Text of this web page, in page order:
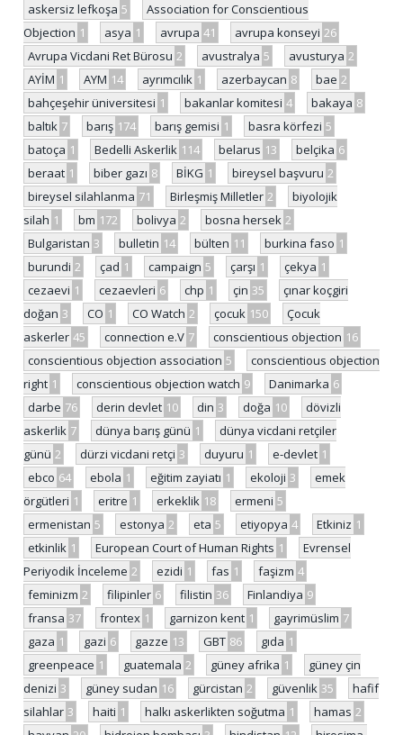
askersiz lefkoşa 5
Association for Conscientious
Objection 1 asya 1 avrupa 41 avrupa konseyi 26
Avrupa Vicdani Ret Bürosu 2 avustralya 5 avusturya 2
AYİM 1 AYM 14 ayrımcılık 1 azerbaycan 8 bae 2
bahçeşehir üniversitesi 1 bakanlar komitesi 4 bakaya 8
baltık 7 barış 174 barış gemisi 1 basra körfezi 5
batoça 1 Bedelli Askerlik 114 belarus 13 belçika 6
beraat 1 biber gazı 8 BİKG 1 bireysel başvuru 2
bireysel silahlanma 71 Birleşmiş Milletler 2
biyolojik
silah 1 bm 172 bolivya 2 bosna hersek 2
Bulgaristan 3 bulletin 14 bülten 11 burkina faso 1
burundi 2 çad 1 campaign 5 çarşı 1 çekya 1
cezaevi 1 cezaevleri 6 chp 1 çin 35
çınar koçgiri
doğan 3 CO 1 CO Watch 2 çocuk 150
Çocuk
askerler 45 connection e.V 7 conscientious objection 16
conscientious objection association 5
conscientious objection
right 1 conscientious objection watch 9 Danimarka 6
darbe 76 derin devlet 10 din 3 doğa 10
dövizli
askerlik 7 dünya barış günü 1
dünya vicdani retçiler
günü 2 dürzi vicdani retçi 3 duyuru 1 e-devlet 1
ebco 64 ebola 1 eğitim zayiatı 1 ekoloji 3
emek
örgütleri 1 eritre 1 erkeklik 18 ermeni 5
ermenistan 5 estonya 2 eta 5 etiyopya 4 Etkiniz 1
etkinlik 1 European Court of Human Rights 1
Evrensel
Periyodik İnceleme 2 ezidi 1 fas 1 faşizm 4
feminizm 2 filipinler 6 filistin 36 Finlandiya 9
fransa 37 frontex 1 garnizon kent 1 gayrimüslim 7
gaza 1 gazi 6 gazze 13 GBT 86 gıda 1
greenpeace 1 guatemala 2 güney afrika 1
güney çin
denizi 3 güney sudan 16 gürcistan 2 güvenlik 35
hafif
silahlar 3 haiti 1 halkı askerlikten soğutma 1 hamas 2